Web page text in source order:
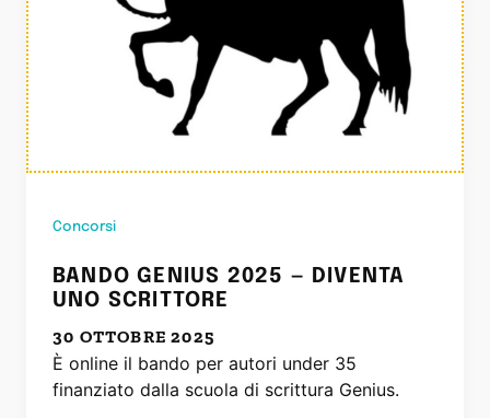
Concorsi
BANDO GENIUS 2025 — DIVENTA
UNO SCRITTORE
30 OTTOBRE 2025
È online il bando per autori under 35
finanziato dalla scuola di scrittura Genius.